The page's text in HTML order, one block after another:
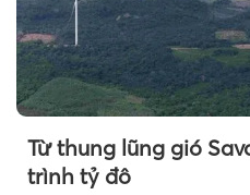
Từ thung lũng gió
trình tỷ đô